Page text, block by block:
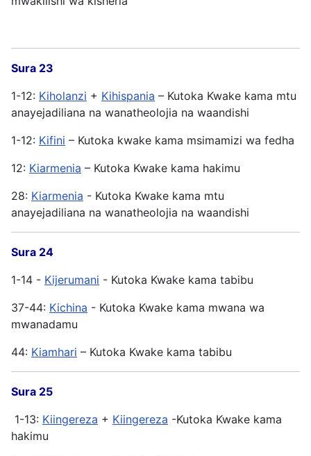
Sura 23
1-12: Kiholanzi + Kihispania – Kutoka Kwake kama mtu
anayejadiliana na wanatheolojia na waandishi
1-12: Kifini – Kutoka kwake kama msimamizi wa fedha
12: Kiarmenia – Kutoka Kwake kama hakimu
28: Kiarmenia - Kutoka Kwake kama mtu
anayejadiliana na wanatheolojia na waandishi
Sura 24
1-14 - Kijerumani - Kutoka Kwake kama tabibu
37-44: Kichina - Kutoka Kwake kama mwana wa
mwanadamu
44: Kiamhari – Kutoka Kwake kama tabibu
Sura 25
1-13: Kiingereza + Kiingereza -Kutoka Kwake kama
hakimu